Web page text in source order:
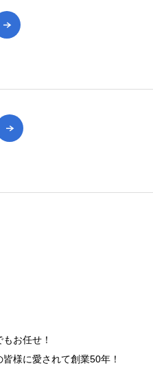
お任せ！
様に愛されて創業50年！